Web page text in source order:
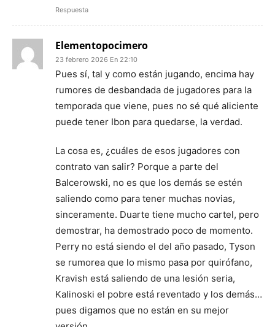
Respuesta
Elementopocimero
23 febrero 2026 En 22:10
Pues sí, tal y como están jugando, encima hay
rumores de desbandada de jugadores para la
temporada que viene, pues no sé qué aliciente
puede tener Ibon para quedarse, la verdad.
La cosa es, ¿cuáles de esos jugadores con
contrato van salir? Porque a parte del
Balcerowski, no es que los demás se estén
saliendo como para tener muchas novias,
sinceramente. Duarte tiene mucho cartel, pero
demostrar, ha demostrado poco de momento.
Perry no está siendo el del año pasado, Tyson
se rumorea que lo mismo pasa por quirófano,
Kravish está saliendo de una lesión seria,
Kalinoski el pobre está reventado y los demás…
pues digamos que no están en su mejor